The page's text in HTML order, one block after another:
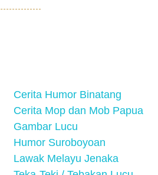
Cerita Humor Binatang
Cerita Mop dan Mob Papua
Gambar Lucu
Humor Suroboyoan
Lawak Melayu Jenaka